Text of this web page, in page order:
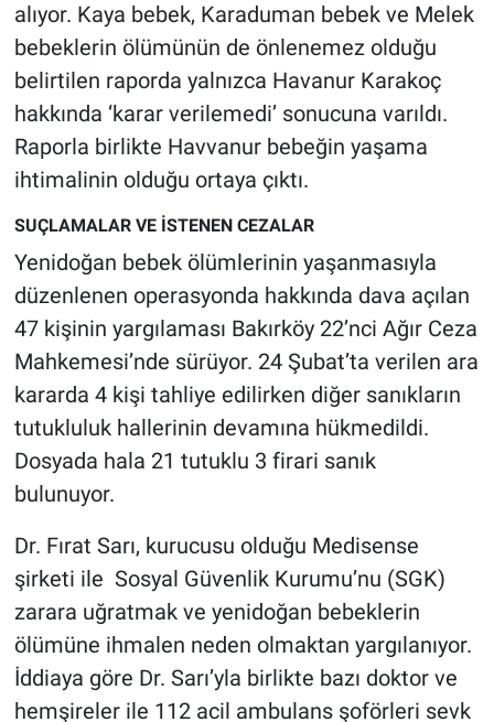
alıyor. Kaya bebek, Karaduman bebek ve Melek
bebeklerin ölümünün de önlenemez olduğu
belirtilen raporda yalnızca Havanur Karakoç
hakkında ‘karar verilemedi’ sonucuna varıldı.
Raporla birlikte Havvanur bebeğin yaşama
ihtimalinin olduğu ortaya çıktı.
SUÇLAMALAR VE İSTENEN CEZALAR
Yenidoğan bebek ölümlerinin yaşanmasıyla
düzenlenen operasyonda hakkında dava açılan
47 kişinin yargılaması Bakırköy 22’nci Ağır Ceza
Mahkemesi’nde sürüyor. 24 Şubat’ta verilen ara
kararda 4 kişi tahliye edilirken diğer sanıkların
tutukluluk hallerinin devamına hükmedildi.
Dosyada hala 21 tutuklu 3 firari sanık
bulunuyor.
Dr. Fırat Sarı, kurucusu olduğu Medisense
şirketi ile Sosyal Güvenlik Kurumu’nu (SGK)
zarara uğratmak ve yenidoğan bebeklerin
ölümüne ihmalen neden olmaktan yargılanıyor.
İddiaya göre Dr. Sarı’yla birlikte bazı doktor ve
hemşireler ile 112 acil ambulans şoförleri sevk